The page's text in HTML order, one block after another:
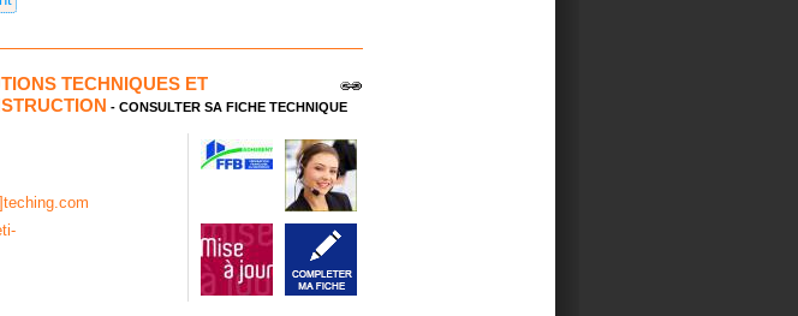
TECHNIQUES ET
- CONSULTER SA FICHE TECHNIQUE